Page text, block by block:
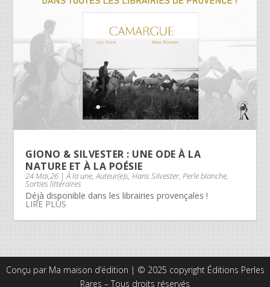
GIONO & SILVESTER : UNE ODE À LA
NATURE ET À LA POÉSIE
24 Mai,26 |À la une,Auteur(e)s,Hans Silvester,Perle blanche,
Sorties littéraires
Déjà disponible dans les librairies provençales !
LIRE PLUS
Conçu par Ma maison d’édition | © 2025 copyright Éditions Perles
Rares – Tous droits réservés